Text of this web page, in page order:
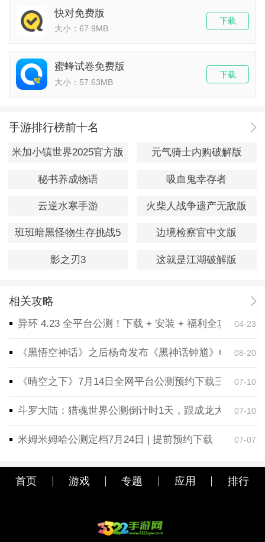
快对免费版
大小：67.9MB
下载
蜜蜂试卷免费版
大小：57.63MB
下载
手游排行榜前十名
米加小镇世界2025官方版 元气骑士内购破解版
秘书养成物语 吸血鬼幸存者
云逆水寒手游 火柴人战争遗产无敌版
班班暗黑怪物生存挑战5 边境检察官中文版
影之刃3 这就是江湖破解版
相关攻略
异环 4.23 全平台公测！下载 + 安装 + 福利全攻略，一
04-23
《黑悟空神话》之后杨奇发布《黑神话钟馗》CG！预
08-20
《晴空之下》7月14日全网平台公测预约下载三端同步
07-10
斗罗大陆：猎魂世界公测倒计时1天，跟成龙大哥一起
07-10
米姆米姆哈公测定档7月24日 | 提前预约下载 07-07
首页 游戏 专题 应用 排行